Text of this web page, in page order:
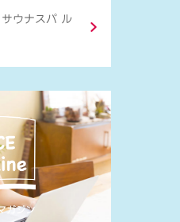
サウナスパ ル